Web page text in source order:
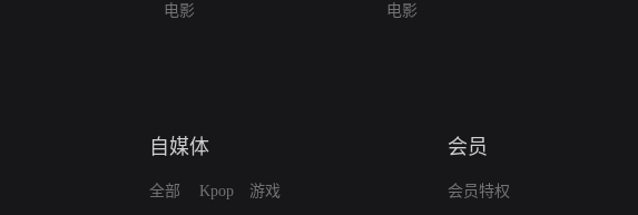
电影
电影
自媒体
全部 Kpop 游戏
会员
会员特权